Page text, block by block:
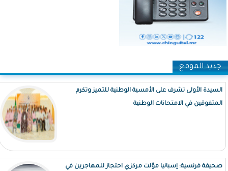
جديد الموقع
السيدة الأولى تشرف على الأمسية الوطنية للتميز وتكرم
المتفوقين في الامتحانات الوطنية
صحيفة فرنسية: إسبانيا موّلت مركزي احتجاز للمهاجرين في